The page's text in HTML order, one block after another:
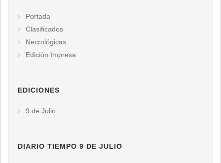
Portada
Clasificados
Necrológicas
Edición Impresa
EDICIONES
9 de Julio
DIARIO TIEMPO 9 DE JULIO